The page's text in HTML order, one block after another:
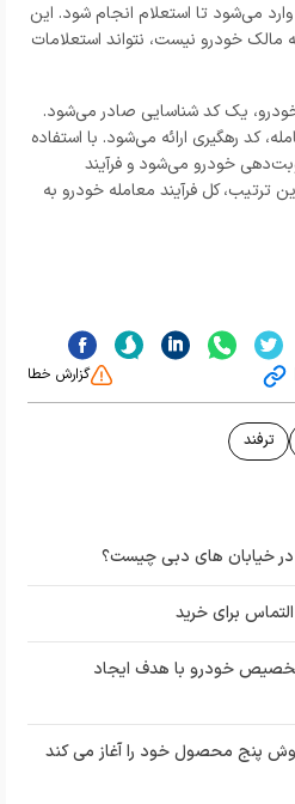
می‌شود تا استعلام انجام شود. این
خودرو نیست، نتواند استعلامات
یک کد شناسایی صادر می‌شود.
کد رهگیری ارائه می‌شود. با استفاده
خودرو می‌شود و فرآیند
کل فرآیند معامله خودرو به
گزارش خطا
ترفند
خیابان های دبی چیست؟
برای خرید
تخصیص خودرو با هدف ایجاد
پنج محصول خود را آغاز می کند